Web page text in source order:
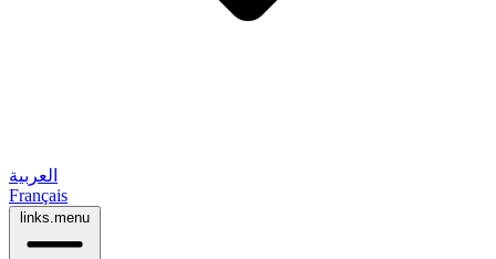
العربية
Français
links.menu